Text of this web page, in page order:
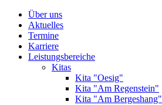
Über uns
Aktuelles
Termine
Karriere
Leistungsbereiche
Kitas
Kita "Oesig"
Kita "Am Regenstein"
Kita "Am Bergeshang"